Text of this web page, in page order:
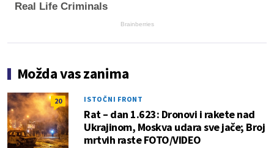
Real Life Criminals
Brainberries
Možda vas zanima
20 ISTOČNI FRONT
Rat – dan 1.623: Dronovi i rakete nad
Ukrajinom, Moskva udara sve jače; Broj
mrtvih raste FOTO/VIDEO